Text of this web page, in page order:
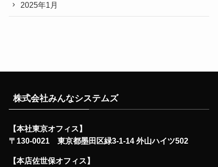
2025年1月
株式会社みんなシステムズ
【本社東京オフィス】
〒130-0021 東京都墨田区緑3-1-14 外山ハイツ502
【本店佐世保オフィス】